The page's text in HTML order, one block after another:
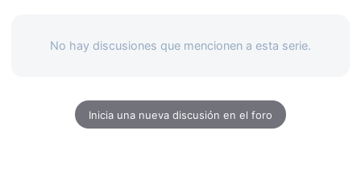
No hay discusiones que mencionen a esta serie.
Inicia una nueva discusión en el foro